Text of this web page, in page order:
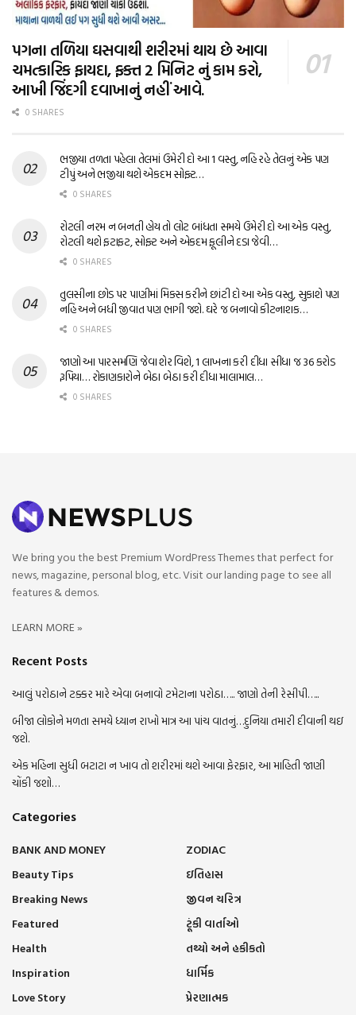
પગના તળિયા ઘસવાથી શરીરમાં થાય છે આવા
ચમત્કારિક ફાયદા, ફક્ત 2 મિનિટ નું કામ કરો,
આખી જિંદગી દવાખાનું નહીં આવે.
0 SHARES
ભજીયા તળતા પહેલા તેલમાં ઉમેરી દો આ 1 વસ્તુ, નહિ રહે તેલનું એક પણ
ટીપું અને ભજીયા થશે એકદમ સોફ્ટ…
0 SHARES
રોટલી નરમ ન બનતી હોય તો લોટ બાંધતા સમયે ઉમેરી દો આ એક વસ્તુ,
રોટલી થશે ફટાફટ, સોફ્ટ અને એકદમ ફૂલીને દડા જેવી…
0 SHARES
તુલસીના છોડ પર પાણીમાં મિક્સ કરીને છાંટી દો આ એક વસ્તુ, સુકાશે પણ
નહિ અને બધી જીવાત પણ ભાગી જશે. ઘરે જ બનાવો કીટનાશક…
0 SHARES
જાણો આ પારસમણિ જેવા શેર વિશે, 1 લાખના કરી દીધા સીધા જ 36 કરોડ
રૂપિયા… રોકાણકારોને બેઠા બેઠા કરી દીધા માલામાલ…
0 SHARES
We bring you the best Premium WordPress Themes that perfect for
news, magazine, personal blog, etc. Visit our landing page to see all
features & demos.
LEARN MORE »
Recent Posts
આલું પરોઠાને ટક્કર મારે એવા બનાવો ટમેટાના પરોઠા….. જાણો તેની રેસીપી…..
બીજા લોકોને મળતા સમયે ધ્યાન રાખો માત્ર આ પાંચ વાતનું…દુનિયા તમારી દીવાની થઇ
જશે.
એક મહિના સુધી બટાટા ન ખાવ તો શરીરમાં થશે આવા ફેરફાર, આ માહિતી જાણી
ચોંકી જશો…
Categories
BANK AND MONEY
Beauty Tips
Breaking News
Featured
Health
Inspiration
Love Story
ZODIAC
ઇતિહાસ
જીવન ચરિત્ર
ટૂંકી વાર્તાઓ
તથ્યો અને હકીકતો
ધાર્મિક
પ્રેરણાત્મક